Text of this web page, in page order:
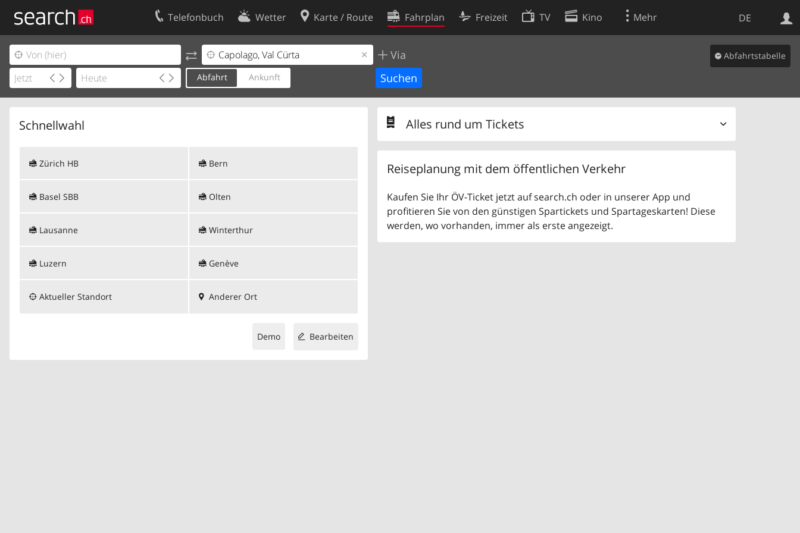
DE
Telefonbuch Wetter Karte / Route Fahrplan Freizeit TV Kino Mehr
Via
Abfahrt Ankunft
Abfahrtstabelle
Schnellwahl
Zürich HB
Basel SBB
Lausanne
Luzern
Bern
Olten
Winterthur
Genève
Aktueller Standort Anderer Ort
Bearbeiten
Demo
Alles rund um Tickets
Reiseplanung mit dem öffentlichen Verkehr
Kaufen Sie Ihr ÖV-Ticket jetzt auf search.ch oder in unserer App und
profitieren Sie von den günstigen Spartickets und Spartageskarten! Diese
werden, wo vorhanden, immer als erste angezeigt.
Ihr Eintrag
Kundencenter Geschäftskunden
Kontakt
Nutzungsbedingungen
Cookie-Einstellungen